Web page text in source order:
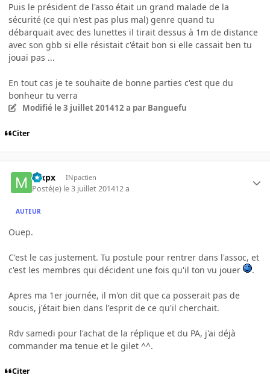
Puis le président de l'asso était un grand malade de la
sécurité (ce qui n'est pas plus mal) genre quand tu
débarquait avec des lunettes il tirait dessus à 1m de distance
avec son gbb si elle résistait c'était bon si elle cassait ben tu
jouai pas ...
En tout cas je te souhaite de bonne parties c'est que du
bonheur tu verra
Modifié le 3 juillet 201412 a par Banguefu
Citer
mxpx INpactien
Posté(e) le 3 juillet 201412 a
AUTEUR
Ouep.
C'est le cas justement. Tu postule pour rentrer dans l'assoc, et
c'est les membres qui décident une fois qu'il ton vu jouer
.
Apres ma 1er journée, il m'on dit que ca posserait pas de
soucis, j'était bien dans l'esprit de ce qu'il cherchait.
Rdv samedi pour l'achat de la réplique et du PA, j'ai déjà
commander ma tenue et le gilet ^^.
Citer